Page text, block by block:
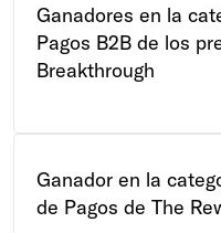
Ganadores en la
Pagos B2B de los
Breakthrough
Ganador en la
de Pagos de The